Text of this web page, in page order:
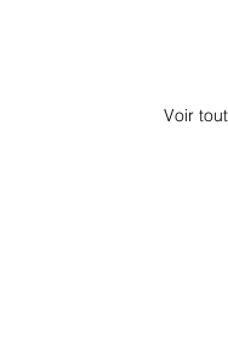
Voir tout